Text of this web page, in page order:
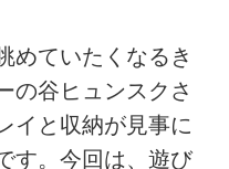
めていたくなるき
の谷ヒュンスクさ
イと収納が見事に
す。今回は、遊び